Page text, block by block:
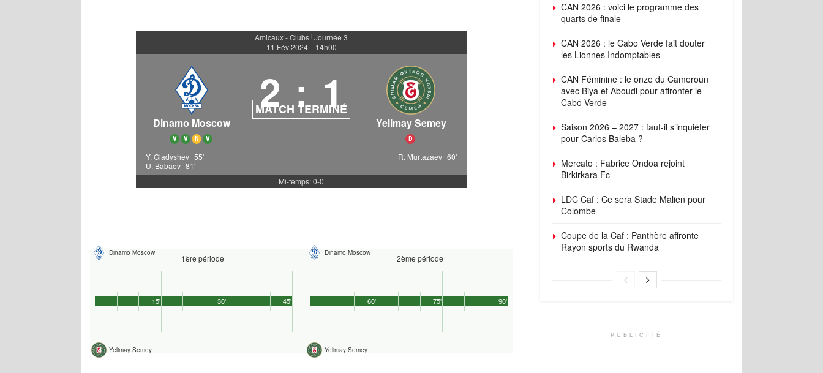
Amicaux - Clubs | Journée 3
11 Fév 2024 - 14h00
Dinamo Moscow
V V N V
2 : 1
MATCH TERMINÉ
Yelimay Semey
D
Y. Gladyshev 55'
U. Babaev 81'
R. Murtazaev 60'
Mi-temps: 0-0
Dinamo Moscow
1ère période
Yelimay Semey
45'
15' 30'
Dinamo Moscow
2ème période
Yelimay Semey
90'
60' 75'
CAN 2026 : voici le programme des
quarts de finale
CAN 2026 : le Cabo Verde fait douter
les Lionnes Indomptables
CAN Féminine : le onze du Cameroun
avec Biya et Aboudi pour affronter le
Cabo Verde
Saison 2026 – 2027 : faut-il s’inquiéter
pour Carlos Baleba ?
Mercato : Fabrice Ondoa rejoint
Birkirkara Fc
LDC Caf : Ce sera Stade Malien pour
Colombe
Coupe de la Caf : Panthère affronte
Rayon sports du Rwanda
PUBLICITÉ